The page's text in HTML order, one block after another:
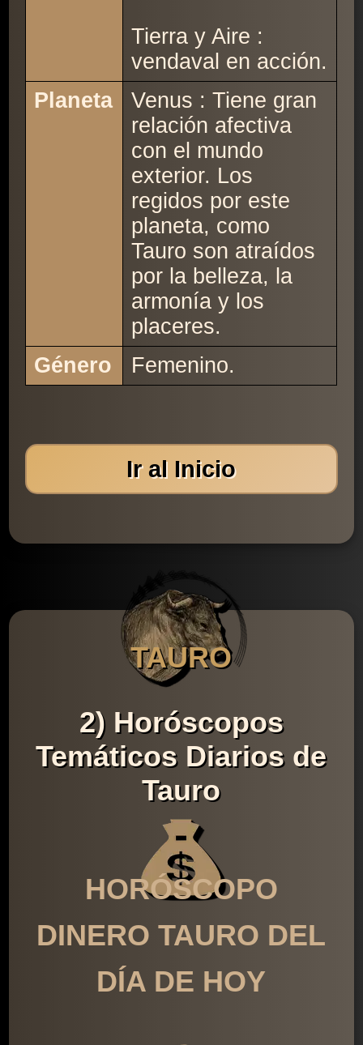
Tierra y Aire :
vendaval en acción.
Planeta
Venus : Tiene gran
relación afectiva
con el mundo
exterior. Los
regidos por este
planeta, como
Tauro son atraídos
por la belleza, la
armonía y los
placeres.
Género
Femenino.
Ir al Inicio
TAURO
2) Horóscopos
Temáticos Diarios de
Tauro
HORÓSCOPO
DINERO TAURO DEL
DÍA DE HOY